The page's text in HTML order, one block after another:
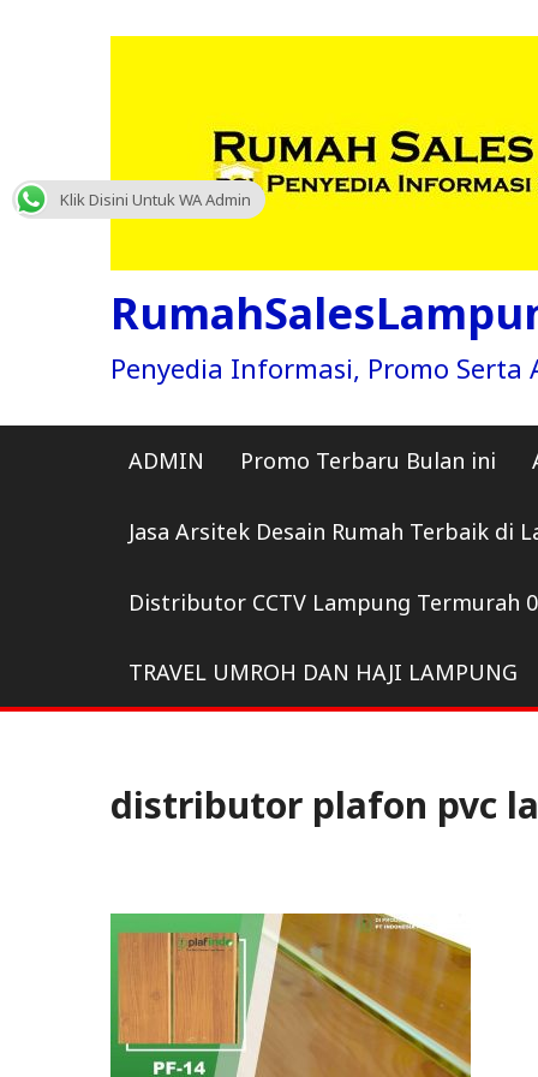
Penyedia Informasi, Promo Serta
ADMIN Promo Terbaru Bulan ini
Jasa Arsitek Desain Rumah Terbaik di
Distributor CCTV Lampung Termurah
TRAVEL UMROH DAN HAJI LAMPUNG
distributor plafon pvc
Klik Disini Untuk WA Admin